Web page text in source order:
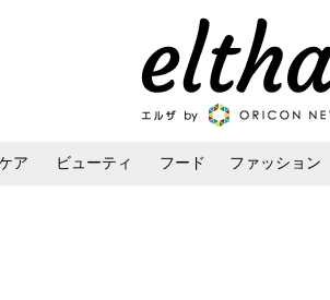
ア ビューティ フード ファッション